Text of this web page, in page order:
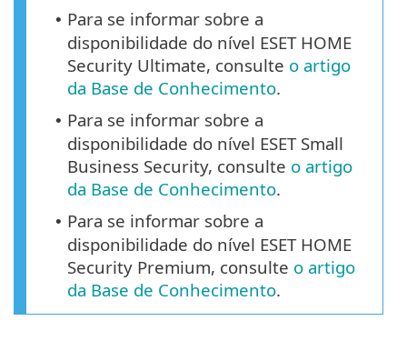
• Para se informar sobre a
disponibilidade do nível ESET HOME
Security Ultimate, consulte o artigo
da Base de Conhecimento.
• Para se informar sobre a
disponibilidade do nível ESET Small
Business Security, consulte o artigo
da Base de Conhecimento.
• Para se informar sobre a
disponibilidade do nível ESET HOME
Security Premium, consulte o artigo
da Base de Conhecimento.